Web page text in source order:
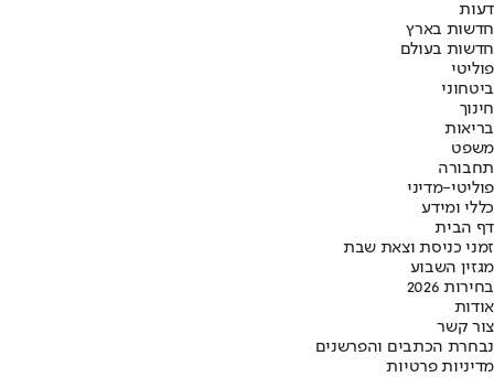
דעות
חדשות בארץ
חדשות בעולם
פוליטי
ביטחוני
חינוך
בריאות
משפט
תחבורה
פוליטי-מדיני
כללי ומידע
דף הבית
זמני כניסת וצאת שבת
מגזין השבוע
בחירות 2026
אודות
צור קשר
נבחרת הכתבים והפרשנים
מדיניות פרטיות